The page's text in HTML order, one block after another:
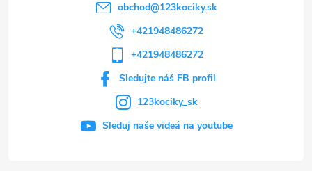
obchod@123kociky.sk
+421948486272
+421948486272
Sledujte náš FB profil
123kociky_sk
Sleduj naše videá na youtube